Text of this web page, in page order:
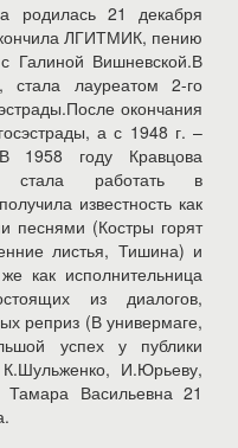
родилась 21 декабря
ЛГИТМИК, пению
Галиной Вишневской.В
стала лауреатом 2-го
окончания
а с 1948 г. –
1958 году Кравцова
работать в
известность как
песнями (Костры горят
листья, Тишина) и
как исполнительница
из диалогов,
реприз (В универмаге,
успех у публики
И.Юрьеву,
Васильевна 21